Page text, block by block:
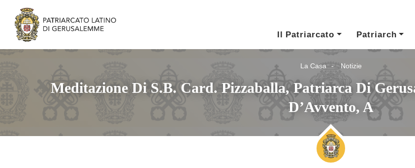
Il Patriarcato
Patriarch
La Casa Notizie
Meditazione Di S.B. Card. Pizzaballa, Patriarca Di
D’Avvento, A